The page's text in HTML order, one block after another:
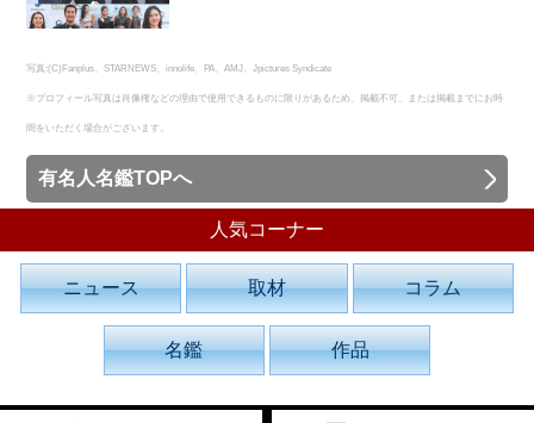
写真:(C)Fanplus、STARNEWS、innolife、PA、AMJ、Jpictures Syndicate
※プロフィール写真は肖像権などの理由で使用できるものに限りがあるため、掲載不可、または掲載までにお時
間をいただく場合がございます。
有名人名鑑TOPへ
人気コーナー
ニュース 取材 コラム
名鑑 作品